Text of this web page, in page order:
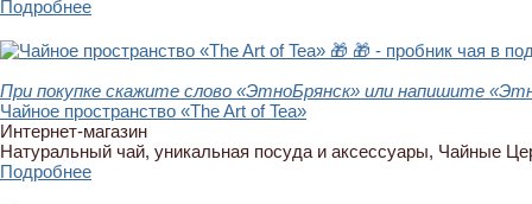
Подробнее
🎁 🎁 - пробник чая в
При покупке скажите слово «ЭтноБрянск» или напишите
Чайное пространство «The Art of Tea»
Интернет-магазин
Натуральный чай, уникальная посуда и аксессуары, Чайные
Подробнее